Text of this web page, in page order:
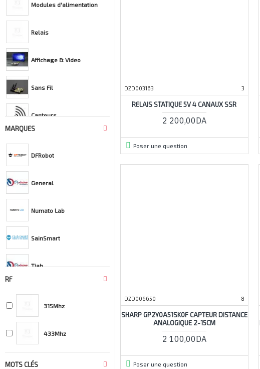
Modules d'alimentation
Relais
Affichage & Video
Sans Fil
Capteurs
MARQUES
DFRobot
General
Numato Lab
SainSmart
Tiah
IteadStudio
Sparkfun
RF
315Mhz
433Mhz
MOTS CLÉS
DZD003163 3
RELAIS STATIQUE 5V 4 CANAUX SSR
2 200,00DA
Poser une question
DZD006650 8
SHARP GP2Y0A51SK0F CAPTEUR DISTANCE
ANALOGIQUE 2-15CM
2 100,00DA
Poser une question